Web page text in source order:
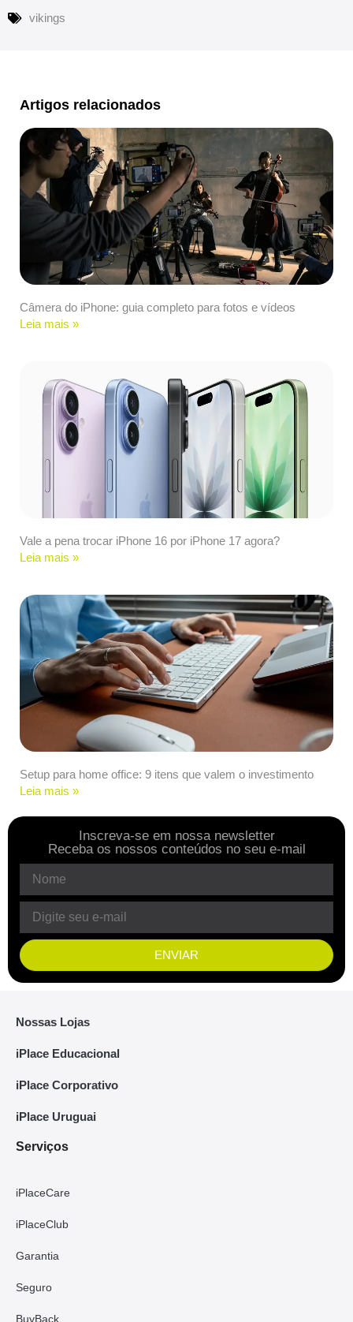
vikings
Artigos relacionados
Câmera do iPhone: guia completo para fotos e vídeos
Leia mais »
Vale a pena trocar iPhone 16 por iPhone 17 agora?
Leia mais »
Setup para home office: 9 itens que valem o investimento
Leia mais »
Inscreva-se em nossa newsletter
Receba os nossos conteúdos no seu e-mail
ENVIAR
Nossas Lojas
iPlace Educacional
iPlace Corporativo
iPlace Uruguai
Serviços
iPlaceCare
iPlaceClub
Garantia
Seguro
BuyBack